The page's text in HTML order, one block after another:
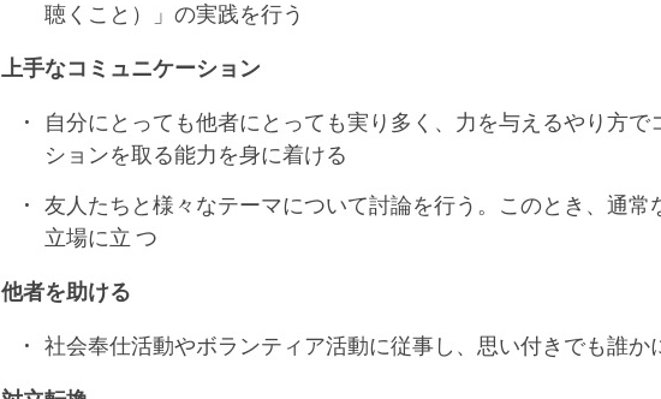
聴くこと）」の実践を行う
上手なコミュニケーション
自分にとっても他者にとっても実り多く、力を与えるやり方で
ションを取る能力を身に着ける
友人たちと様々なテーマについて討論を行う。このとき、通常
立場に立 つ
他者を助ける
社会奉仕活動やボランティア活動に従事し、思い付きでも誰か